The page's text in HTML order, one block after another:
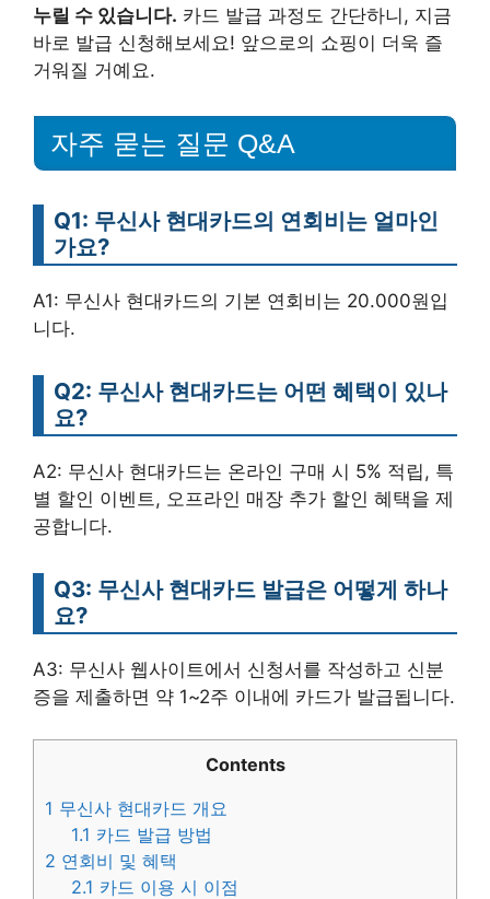
누릴 수 있습니다. 카드 발급 과정도 간단하니, 지금
바로 발급 신청해보세요! 앞으로의 쇼핑이 더욱 즐
거워질 거예요.
자주 묻는 질문 Q&A
Q1: 무신사 현대카드의 연회비는 얼마인
가요?
A1: 무신사 현대카드의 기본 연회비는 20.000원입
니다.
Q2: 무신사 현대카드는 어떤 혜택이 있나
요?
A2: 무신사 현대카드는 온라인 구매 시 5% 적립, 특
별 할인 이벤트, 오프라인 매장 추가 할인 혜택을 제
공합니다.
Q3: 무신사 현대카드 발급은 어떻게 하나
요?
A3: 무신사 웹사이트에서 신청서를 작성하고 신분
증을 제출하면 약 1~2주 이내에 카드가 발급됩니다.
Contents
1 무신사 현대카드 개요
1.1 카드 발급 방법
2 연회비 및 혜택
2.1 카드 이용 시 이점